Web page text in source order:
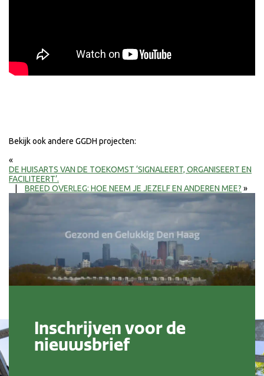
Bekijk ook andere GGDH projecten:
«
DE HUISARTS VAN DE TOEKOMST ‘SIGNALEERT, ORGANISEERT EN
FACILITEERT’.
BREED OVERLEG: HOE NEEM JE JEZELF EN ANDEREN MEE? »
Inschrijven voor de
nieuwsbrief